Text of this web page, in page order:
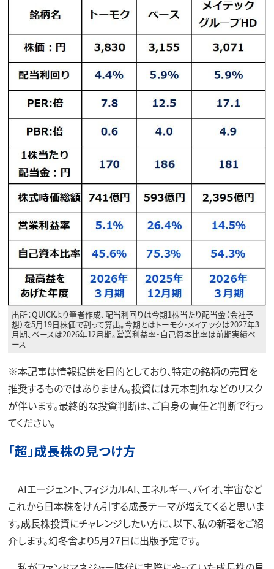
出所：QUICKより筆者作成、配当利回りは今期1株当たり配当金（会社予
想）を5月19日株価で割って算出。今期とはトーモク・メイテックは2027年3
月期、ベースは2026年12月期。営業利益率・自己資本比率は前期実績ベ
ース
※本記事は情報提供を目的としており、特定の銘柄の売買を
推奨するものではありません。投資には元本割れなどのリスク
が伴います。最終的な投資判断は、ご自身の責任と判断で行っ
てください。
「超」成長株の見つけ方
AIエージェント、フィジカルAI、エネルギー、バイオ、宇宙など
これから日本株をけん引する成長テーマが増えてくると思いま
す。成長株投資にチャレンジしたい方に、以下、私の新著をご紹
介します。幻冬舎より5月27日に出版予定です。